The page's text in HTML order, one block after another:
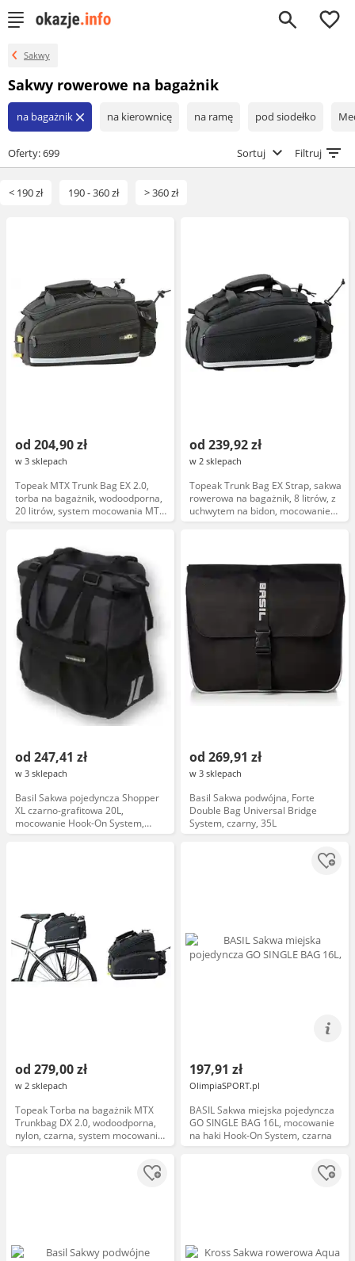
0
Sakwy
Sakwy rowerowe na bagażnik
na bagażnik close na kierownicę na ramę pod siodełko
Oferty: 699 Sortuj Filtruj
< 190 zł 190 - 360 zł > 360 zł
od 204,90 zł
w 3 sklepach
Topeak MTX Trunk Bag EX 2.0,
torba na bagażnik, wodoodporna,
20 litrów, system mocowania MTX,
kolekcja 2024
od 239,92 zł
w 2 sklepach
Topeak Trunk Bag EX Strap, sakwa
rowerowa na bagażnik, 8 litrów, z
uchwytem na bidon, mocowanie
paski
od 247,41 zł
w 3 sklepach
Basil Sakwa pojedyncza Shopper
XL czarno-grafitowa 20L,
mocowanie Hook-On System,
wodoodporny poliester
od 269,91 zł
w 3 sklepach
Basil Sakwa podwójna, Forte
Double Bag Universal Bridge
System, czarny, 35L
od 279,00 zł
w 2 sklepach
Topeak Torba na bagażnik MTX
Trunkbag DX 2.0, wodoodporna,
nylon, czarna, system mocowania
MTX, pojemność 16 litrów, nowa
197,91 zł
OlimpiaSPORT.pl
BASIL Sakwa miejska pojedyncza
GO SINGLE BAG 16L, mocowanie
na haki Hook-On System, czarna